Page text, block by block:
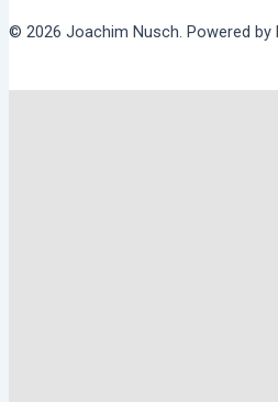
© 2026 Joachim Nusch. Powered by